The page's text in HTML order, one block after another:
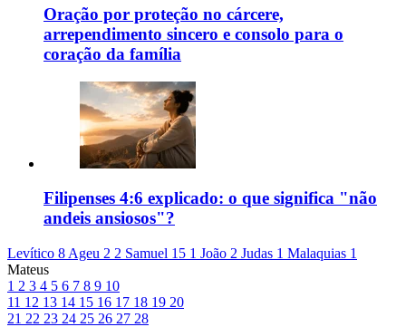
Oração por proteção no cárcere,
arrependimento sincero e consolo para o
coração da família
Filipenses 4:6 explicado: o que significa "não
andeis ansiosos"?
Levítico 8 Ageu 2 2 Samuel 15 1 João 2 Judas 1 Malaquias 1
Mateus
1 2 3 4 5 6 7 8 9 10
11 12 13 14 15 16 17 18 19 20
21 22 23 24 25 26 27 28